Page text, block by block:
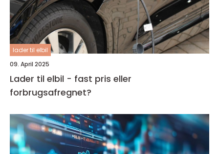
lader til elbil
09. April 2025
Lader til elbil - fast pris eller
forbrugsafregnet?